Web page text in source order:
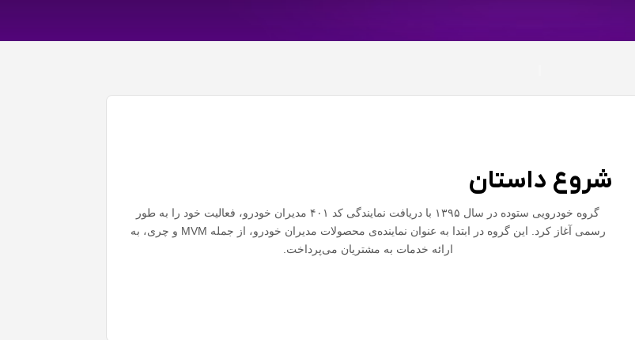
شروع داستان
گروه خودرویی ستوده در سال ۱۳۹۵ با دریافت نمایندگی کد ۴۰۱ مدیران خودرو، فعالیت خود را به طور
رسمی آغاز کرد. این گروه در ابتدا به عنوان نماینده‌ی محصولات مدیران خودرو، از جمله MVM و چری، به
ارائه خدمات به مشتریان می‌پرداخت.